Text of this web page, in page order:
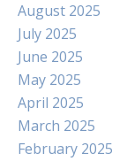
August 2025
July 2025
June 2025
May 2025
April 2025
March 2025
February 2025